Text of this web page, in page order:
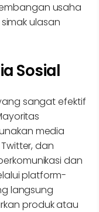
usaha
ulasan
Sosial
sangat efektif
media
dan
dan
platform-
langsung
produk atau